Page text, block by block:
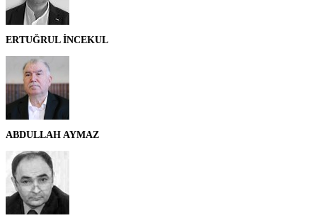
ERTUĞRUL İNCEKUL
ABDULLAH AYMAZ